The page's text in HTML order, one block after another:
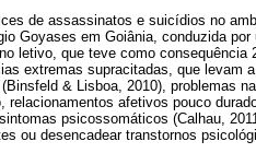
de assassinatos e suicídios no
Goyases em Goiânia, conduzida
letivo, que teve como consequência
extremas supracitadas, que levam
& Lisboa, 2010), problemas
afetivos pouco
psicossomáticos (Calhau,
ou desencadear transtornos